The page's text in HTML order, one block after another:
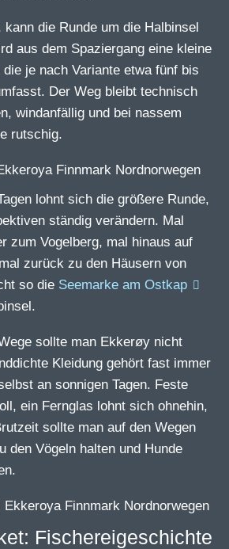
die Runde um die Halbinsel
aus dem Spaziergang eine kleine
je nach Variante etwa fünf bis
Der Weg bleibt technisch
windanfällig und bei nassem
rutschig.
lohnt sich die größere Runde,
ständig verändern. Mal
zum Vogelberg, mal hinaus auf
zurück zu den Häusern von
so die Seemarke am Ostkap
sollte man Ekkerøy nicht
Kleidung gehört fast immer
an sonnigen Tagen. Feste
ein Fernglas lohnt sich ohnehin,
sollte man auf den Wegen
den Vögeln halten und Hunde
Fischereigeschichte